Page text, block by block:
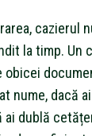
cazierul
la timp. Un
obicei
nume, dacă
ai dublă